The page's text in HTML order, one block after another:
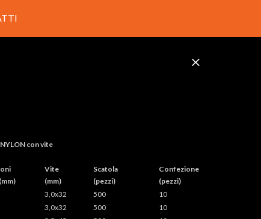
con vite
Vite
(mm)
Scatola
(pezzi)
Confezione
(pezzi)
3,0x32 500
10
3,0x32 500
10